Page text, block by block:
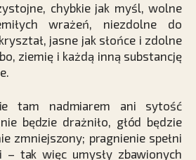
chybkie jak myśl, wolne
wrażeń, niezdolne do
jasne jak słońce i zdolne
ziemię i każdą inną substancję
tam nadmiarem ani sytość
będzie drażniło, głód będzie
zmniejszony; pragnienie spełni
– tak więc umysły zbawionych